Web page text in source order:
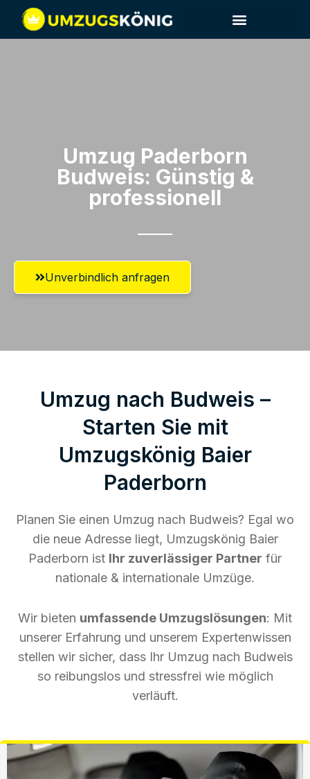
Umzug Paderborn​
Budweis: Günstig &
professionell​
Unverbindlich anfragen
Umzug nach Budweis –
Starten Sie mit
Umzugskönig Baier
Paderborn
Planen Sie einen Umzug nach Budweis? Egal wo
die neue Adresse liegt, Umzugskönig Baier
Paderborn ist Ihr zuverlässiger Partner für
nationale & internationale Umzüge.
Wir bieten umfassende Umzugslösungen: Mit
unserer Erfahrung und unserem Expertenwissen
stellen wir sicher, dass Ihr Umzug nach Budweis
so reibungslos und stressfrei wie möglich
verläuft.